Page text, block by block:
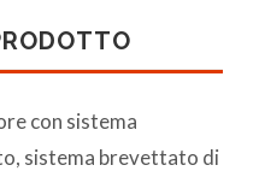
con sistema
sistema brevettato di